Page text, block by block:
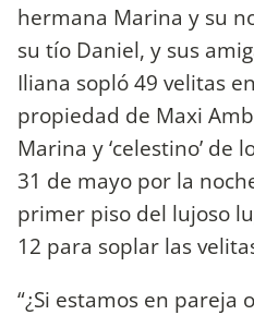
hermana Marina y su
su tío Daniel, y sus
Iliana sopló 49 velitas
propiedad de Maxi
Marina y ‘celestino’ de
31 de mayo por la
primer piso del lujoso
12 para soplar las
“¿Si estamos en pareja